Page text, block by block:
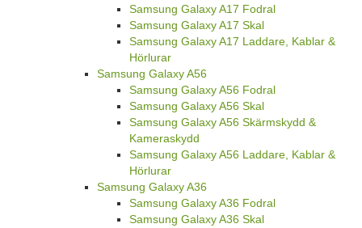
Samsung Galaxy A17 Fodral
Samsung Galaxy A17 Skal
Samsung Galaxy A17 Laddare, Kablar &
Hörlurar
Samsung Galaxy A56
Samsung Galaxy A56 Fodral
Samsung Galaxy A56 Skal
Samsung Galaxy A56 Skärmskydd &
Kameraskydd
Samsung Galaxy A56 Laddare, Kablar &
Hörlurar
Samsung Galaxy A36
Samsung Galaxy A36 Fodral
Samsung Galaxy A36 Skal